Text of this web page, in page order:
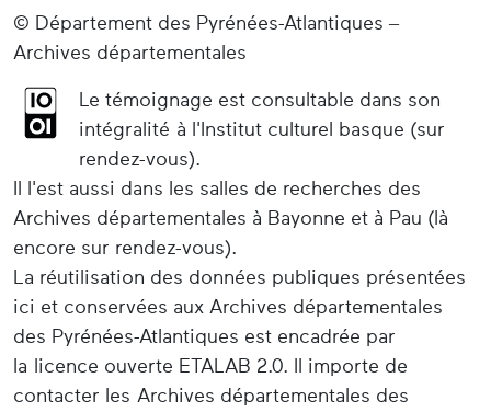
© Département des Pyrénées-Atlantiques –
Archives départementales
Le témoignage est consultable dans son
intégralité à l'Institut culturel basque (sur
rendez-vous).
Il l'est aussi dans les salles de recherches des
Archives départementales à Bayonne et à Pau (là
encore sur rendez-vous).
La réutilisation des données publiques présentées
ici et conservées aux Archives départementales
des Pyrénées-Atlantiques est encadrée par
la licence ouverte ETALAB 2.0. Il importe de
contacter les Archives départementales des